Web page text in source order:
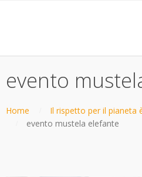
evento
Home
Il rispetto per il pianeta
evento mustela elefante